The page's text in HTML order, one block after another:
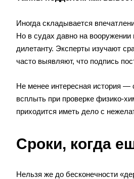
Иногда складывается
Но в судах давно на вооружении
дилетанту. Эксперты изучают
часто выявляют, что подпись
Не менее интересная история —
всплыть при проверке физико-
приходится иметь дело с
Сроки, когда
Нельзя же до бесконечности